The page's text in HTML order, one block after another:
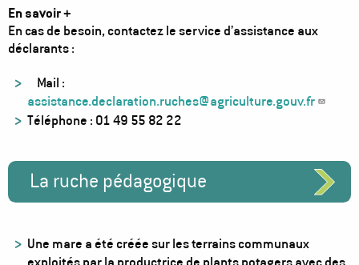
En savoir +
En cas de besoin, contactez le service d’assistance aux
déclarants :
Mail :
assistance.declaration.ruches@agriculture.gouv.fr
Téléphone : 01 49 55 82 22
La ruche pédagogique
Une mare a été créée sur les terrains communaux
exploités par la productrice de plants potagers avec des